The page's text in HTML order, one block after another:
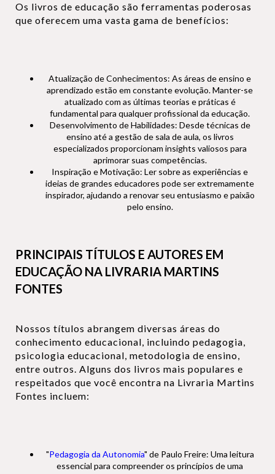
Os livros de educação são ferramentas poderosas
que oferecem uma vasta gama de benefícios:
Atualização de Conhecimentos: As áreas de ensino e
aprendizado estão em constante evolução. Manter-se
atualizado com as últimas teorias e práticas é
fundamental para qualquer profissional da educação.
Desenvolvimento de Habilidades: Desde técnicas de
ensino até a gestão de sala de aula, os livros
especializados proporcionam insights valiosos para
aprimorar suas competências.
Inspiração e Motivação: Ler sobre as experiências e
ideias de grandes educadores pode ser extremamente
inspirador, ajudando a renovar seu entusiasmo e paixão
pelo ensino.
PRINCIPAIS TÍTULOS E AUTORES EM
EDUCAÇÃO NA LIVRARIA MARTINS
FONTES
Nossos títulos abrangem diversas áreas do
conhecimento educacional, incluindo pedagogia,
psicologia educacional, metodologia de ensino,
entre outros. Alguns dos livros mais populares e
respeitados que você encontra na Livraria Martins
Fontes incluem:
"Pedagogia da Autonomia" de Paulo Freire: Uma leitura
essencial para compreender os princípios de uma